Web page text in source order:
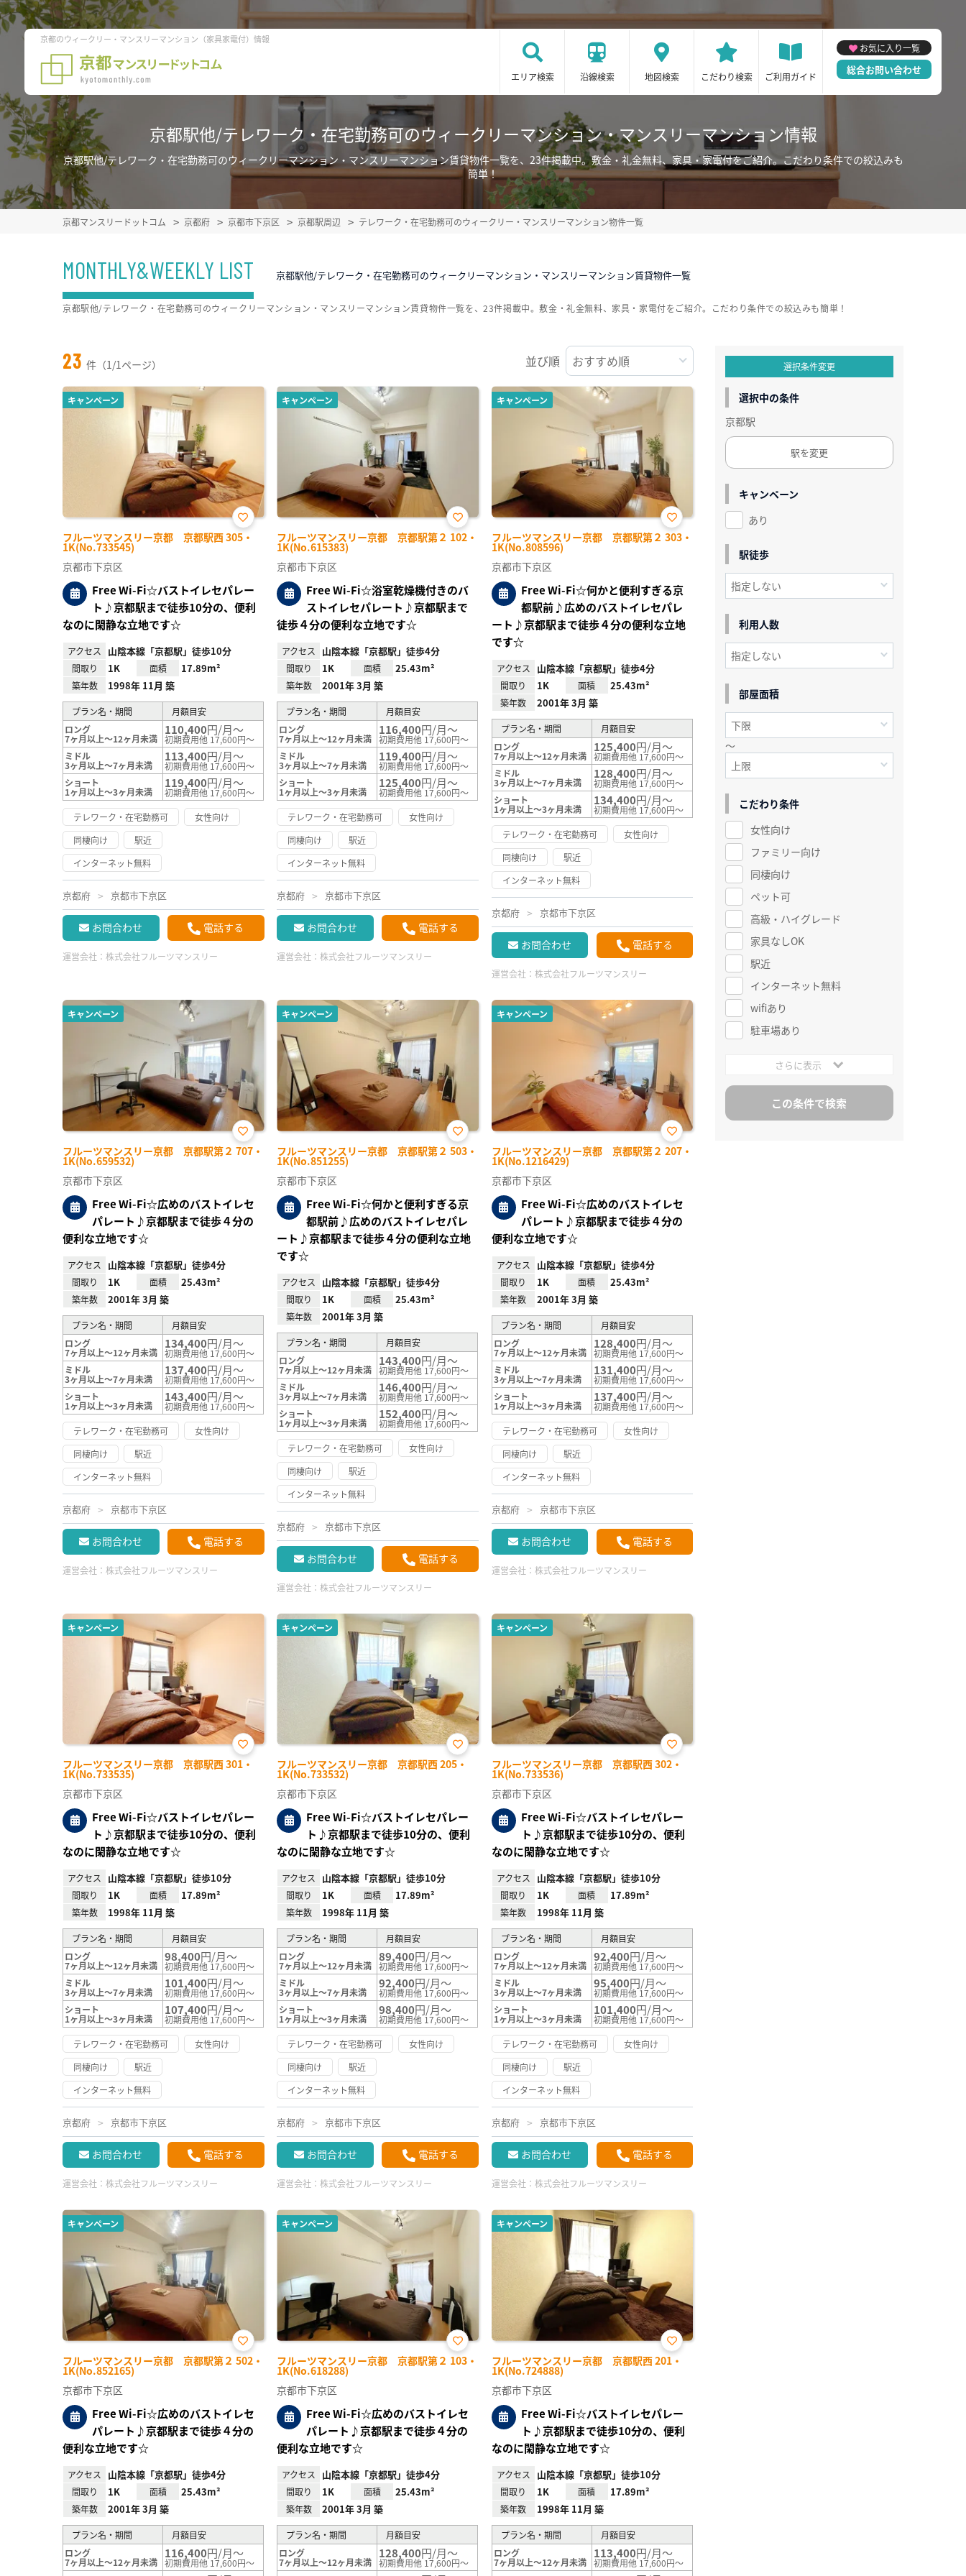
京都のウィークリー・マンスリーマンション（家具家電付）情報
エリア検索 沿線検索 地図検索 こだわり検索 ご利用ガイド
お気に入り一覧
総合お問い合わせ
京都駅他/テレワーク・在宅勤務可のウィークリーマンション・マンスリーマンション情報
京都駅他/テレワーク・在宅勤務可のウィークリーマンション・マンスリーマンション賃貸物件一覧を、23件掲載中。敷金・礼金無料、家具・家電付をご紹介。こだわり条件での絞込みも
簡単！
京都マンスリードットコム 京都府 京都市下京区 京都駅周辺 テレワーク・在宅勤務可のウィークリー・マンスリーマンション物件一覧
MONTHLY&WEEKLY LIST 京都駅他/テレワーク・在宅勤務可のウィークリーマンション・マンスリーマンション賃貸物件一覧
23 件（1/1ページ） 並び順
キャンペーン
フルーツマンスリー京都 京都駅西 305・
1K(No.733545)
お気
に入
京都市下京区
Free Wi-Fi☆バストイレセパレー
ト♪京都駅まで徒歩10分の、便利
なのに閑静な立地です☆
アクセス 山陰本線「京都駅」徒歩10分
間取り 1K 面積 17.89m²
築年数 1998年 11月 築
プラン名・期間
月額目安
ロング
7ヶ月以上～12ヶ月未満
110,400円/月～
初期費用他 17,600円～
ミドル
3ヶ月以上～7ヶ月未満
113,400円/月～
初期費用他 17,600円～
ショート
1ヶ月以上～3ヶ月未満
119,400円/月～
初期費用他 17,600円～
テレワーク・在宅勤務可
女性向け
同棲向け
駅近
インターネット無料
京都府 京都市下京区
お問合わせ 電話する
運営会社： 株式会社フルーツマンスリー
キャンペーン
フルーツマンスリー京都 京都駅第２ 102・
1K(No.615383)
お気
に入
京都市下京区
Free Wi-Fi☆浴室乾燥機付きのバ
ストイレセパレート♪京都駅まで
徒歩４分の便利な立地です☆
アクセス 山陰本線「京都駅」徒歩4分
間取り 1K 面積 25.43m²
築年数 2001年 3月 築
プラン名・期間
月額目安
ロング
7ヶ月以上～12ヶ月未満
116,400円/月～
初期費用他 17,600円～
ミドル
3ヶ月以上～7ヶ月未満
119,400円/月～
初期費用他 17,600円～
ショート
1ヶ月以上～3ヶ月未満
125,400円/月～
初期費用他 17,600円～
テレワーク・在宅勤務可
女性向け
同棲向け
駅近
インターネット無料
京都府 京都市下京区
お問合わせ 電話する
運営会社：株式会社フルーツマンスリー
キャンペーン
フルーツマンスリー京都 京都駅第２ 303・
1K(No.808596)
お気
に入
京都市下京区
Free Wi-Fi☆何かと便利すぎる京
都駅前♪広めのバストイレセパレ
ート♪京都駅まで徒歩４分の便利な立地
です☆
アクセス 山陰本線「京都駅」徒歩4分
間取り 1K 面積 25.43m²
築年数 2001年 3月 築
プラン名・期間
月額目安
ロング
7ヶ月以上～12ヶ月未満
125,400円/月～
初期費用他 17,600円～
ミドル
3ヶ月以上～7ヶ月未満
128,400円/月～
初期費用他 17,600円～
ショート
1ヶ月以上～3ヶ月未満
134,400円/月～
初期費用他 17,600円～
テレワーク・在宅勤務可
女性向け
同棲向け
駅近
インターネット無料
京都府 京都市下京区
お問合わせ 電話する
運営会社： 株式会社フルーツマンスリー
キャンペーン
フルーツマンスリー京都 京都駅第２ 707・
1K(No.659532)
お気
に入
京都市下京区
Free Wi-Fi☆広めのバストイレセ
パレート♪京都駅まで徒歩４分の
便利な立地です☆
アクセス 山陰本線「京都駅」徒歩4分
間取り 1K 面積 25.43m²
築年数 2001年 3月 築
プラン名・期間
月額目安
ロング
7ヶ月以上～12ヶ月未満
134,400円/月～
初期費用他 17,600円～
ミドル
3ヶ月以上～7ヶ月未満
137,400円/月～
初期費用他 17,600円～
ショート
1ヶ月以上～3ヶ月未満
143,400円/月～
初期費用他 17,600円～
テレワーク・在宅勤務可
女性向け
同棲向け
駅近
インターネット無料
京都府 京都市下京区
お問合わせ 電話する
運営会社： 株式会社フルーツマンスリー
キャンペーン
フルーツマンスリー京都 京都駅第２ 503・
1K(No.851255)
お気
に入
京都市下京区
Free Wi-Fi☆何かと便利すぎる京
都駅前♪広めのバストイレセパレ
ート♪京都駅まで徒歩４分の便利な立地
です☆
アクセス 山陰本線「京都駅」徒歩4分
間取り 1K 面積 25.43m²
築年数 2001年 3月 築
プラン名・期間
月額目安
ロング
7ヶ月以上～12ヶ月未満
143,400円/月～
初期費用他 17,600円～
ミドル
3ヶ月以上～7ヶ月未満
146,400円/月～
初期費用他 17,600円～
ショート
1ヶ月以上～3ヶ月未満
152,400円/月～
初期費用他 17,600円～
テレワーク・在宅勤務可
女性向け
同棲向け
駅近
インターネット無料
京都府 京都市下京区
お問合わせ 電話する
運営会社：株式会社フルーツマンスリー
キャンペーン
フルーツマンスリー京都 京都駅第２ 207・
1K(No.1216429)
お気
に入
京都市下京区
Free Wi-Fi☆広めのバストイレセ
パレート♪京都駅まで徒歩４分の
便利な立地です☆
アクセス 山陰本線「京都駅」徒歩4分
間取り 1K 面積 25.43m²
築年数 2001年 3月 築
プラン名・期間
月額目安
ロング
7ヶ月以上～12ヶ月未満
128,400円/月～
初期費用他 17,600円～
ミドル
3ヶ月以上～7ヶ月未満
131,400円/月～
初期費用他 17,600円～
ショート
1ヶ月以上～3ヶ月未満
137,400円/月～
初期費用他 17,600円～
テレワーク・在宅勤務可
女性向け
同棲向け
駅近
インターネット無料
京都府 京都市下京区
お問合わせ 電話する
運営会社： 株式会社フルーツマンスリー
キャンペーン
フルーツマンスリー京都 京都駅西 301・
1K(No.733535)
お気
に入
京都市下京区
Free Wi-Fi☆バストイレセパレー
ト♪京都駅まで徒歩10分の、便利
なのに閑静な立地です☆
アクセス 山陰本線「京都駅」徒歩10分
間取り 1K 面積 17.89m²
築年数 1998年 11月 築
プラン名・期間
月額目安
ロング
7ヶ月以上～12ヶ月未満
98,400円/月～
初期費用他 17,600円～
ミドル
3ヶ月以上～7ヶ月未満
101,400円/月～
初期費用他 17,600円～
ショート
1ヶ月以上～3ヶ月未満
107,400円/月～
初期費用他 17,600円～
テレワーク・在宅勤務可
女性向け
同棲向け
駅近
インターネット無料
京都府 京都市下京区
お問合わせ 電話する
運営会社： 株式会社フルーツマンスリー
キャンペーン
フルーツマンスリー京都 京都駅西 205・
1K(No.733532)
お気
に入
京都市下京区
Free Wi-Fi☆バストイレセパレー
ト♪京都駅まで徒歩10分の、便利
なのに閑静な立地です☆
アクセス 山陰本線「京都駅」徒歩10分
間取り 1K 面積 17.89m²
築年数 1998年 11月 築
プラン名・期間
月額目安
ロング
7ヶ月以上～12ヶ月未満
89,400円/月～
初期費用他 17,600円～
ミドル
3ヶ月以上～7ヶ月未満
92,400円/月～
初期費用他 17,600円～
ショート
1ヶ月以上～3ヶ月未満
98,400円/月～
初期費用他 17,600円～
テレワーク・在宅勤務可
女性向け
同棲向け
駅近
インターネット無料
京都府 京都市下京区
お問合わせ 電話する
運営会社：株式会社フルーツマンスリー
キャンペーン
フルーツマンスリー京都 京都駅西 302・
1K(No.733536)
お気
に入
京都市下京区
Free Wi-Fi☆バストイレセパレー
ト♪京都駅まで徒歩10分の、便利
なのに閑静な立地です☆
アクセス 山陰本線「京都駅」徒歩10分
間取り 1K 面積 17.89m²
築年数 1998年 11月 築
プラン名・期間
月額目安
ロング
7ヶ月以上～12ヶ月未満
92,400円/月～
初期費用他 17,600円～
ミドル
3ヶ月以上～7ヶ月未満
95,400円/月～
初期費用他 17,600円～
ショート
1ヶ月以上～3ヶ月未満
101,400円/月～
初期費用他 17,600円～
テレワーク・在宅勤務可
女性向け
同棲向け
駅近
インターネット無料
京都府 京都市下京区
お問合わせ 電話する
運営会社： 株式会社フルーツマンスリー
キャンペーン
フルーツマンスリー京都 京都駅第２ 502・
1K(No.852165)
お気
に入
京都市下京区
Free Wi-Fi☆広めのバストイレセ
パレート♪京都駅まで徒歩４分の
便利な立地です☆
アクセス 山陰本線「京都駅」徒歩4分
間取り 1K 面積 25.43m²
築年数 2001年 3月 築
プラン名・期間
月額目安
ロング
7ヶ月以上～12ヶ月未満
116,400円/月～
初期費用他 17,600円～
キャンペーン
フルーツマンスリー京都 京都駅第２ 103・
1K(No.618288)
お気
に入
京都市下京区
Free Wi-Fi☆広めのバストイレセ
パレート♪京都駅まで徒歩４分の
便利な立地です☆
アクセス 山陰本線「京都駅」徒歩4分
間取り 1K 面積 25.43m²
築年数 2001年 3月 築
プラン名・期間
月額目安
ロング
7ヶ月以上～12ヶ月未満
128,400円/月～
初期費用他 17,600円～
キャンペーン
フルーツマンスリー京都 京都駅西 201・
1K(No.724888)
お気
に入
京都市下京区
Free Wi-Fi☆バストイレセパレー
ト♪京都駅まで徒歩10分の、便利
なのに閑静な立地です☆
アクセス 山陰本線「京都駅」徒歩10分
間取り 1K 面積 17.89m²
築年数 1998年 11月 築
プラン名・期間
月額目安
ロング
7ヶ月以上～12ヶ月未満
113,400円/月～
初期費用他 17,600円～
京都駅他/テレワーク・在宅勤務可のウィークリーマンション・マンスリーマンション賃貸物件一覧を、23件掲載中。敷金・礼金無料、家具・家電付をご紹介。こだわり条件での絞込みも簡単！
選択条件変更
選択中の条件
京都駅
駅を変更
キャンペーン
あり
駅徒歩
利用人数
部屋面積
～
こだわり条件
女性向け
ファミリー向け
同棲向け
ペット可
高級・ハイグレード
家具なしOK
駅近
インターネット無料
wifiあり
駐車場あり
さらに表示